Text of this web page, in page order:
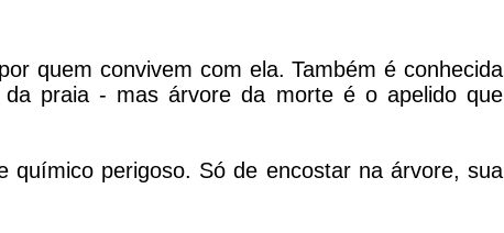
quem convivem com ela. Também é conhecida
da praia - mas árvore da morte é o apelido que
químico perigoso. Só de encostar na árvore, sua